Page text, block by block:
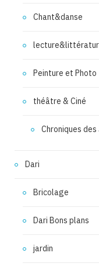
Chant&danse
Peinture et Photo
théâtre & Ciné
Chroniques des
Dari
Bricolage
Dari Bons plans
jardin